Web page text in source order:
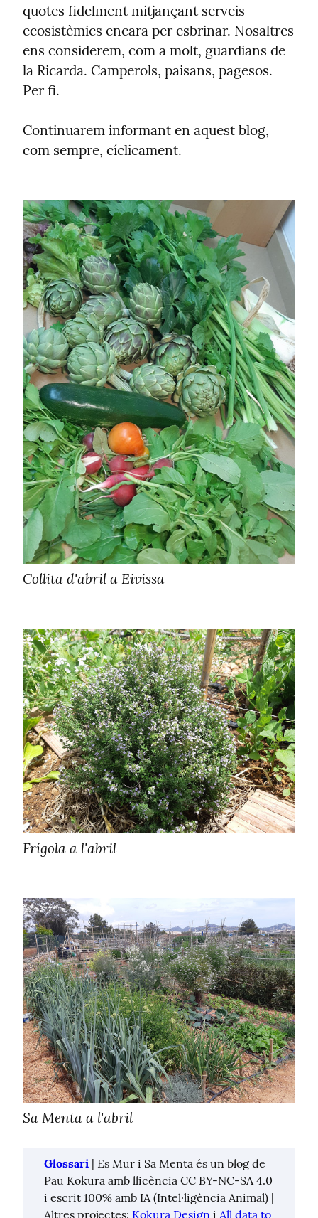
quotes fidelment mitjançant serveis
ecosistèmics encara per esbrinar. Nosaltres
ens considerem, com a molt, guardians de
la Ricarda. Camperols, paisans, pagesos.
Per fi.
Continuarem informant en aquest blog,
com sempre, cíclicament.
Collita d'abril a Eivissa
Frígola a l'abril
Sa Menta a l'abril
Glossari | Es Mur i Sa Menta és un blog de
Pau Kokura amb llicència CC BY-NC-SA 4.0
i escrit 100% amb IA (Intel·ligència Animal) |
Altres projectes: Kokura Design i All data to